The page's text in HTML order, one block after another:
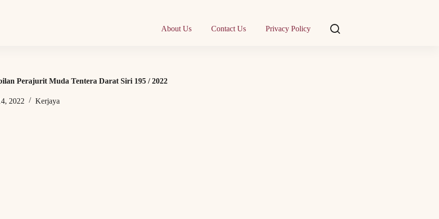
About Us Contact Us Privacy Policy
Perajurit Muda Tentera Darat Siri 195 / 2022
2022 Kerjaya